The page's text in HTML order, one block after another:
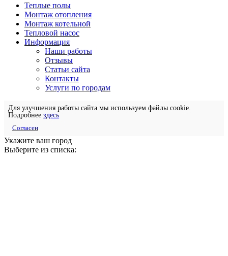
Теплые полы
Монтаж отопления
Монтаж котельной
Тепловой насос
Информация
Наши работы
Отзывы
Статьи сайта
Контакты
Услуги по городам
Для улучшения работы сайта мы используем файлы cookie.
Подробнее здесь
Согласен
Укажите ваш город
Выберите из списка: